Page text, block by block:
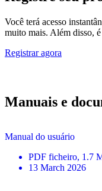
Você terá acesso
muito mais. Além disso,
Registrar agora
Manuais e
Manual do usuário
PDF ficheiro, 1.7
13 March 2026